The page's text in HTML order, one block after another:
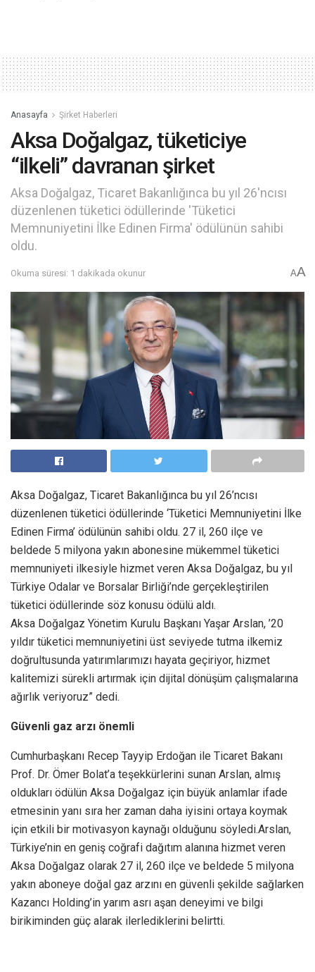
Anasayfa Şirket Haberleri
Aksa Doğalgaz, tüketiciye
“ilkeli” davranan şirket
Aksa Doğalgaz, Ticaret Bakanlığınca bu yıl 26'ncısı
düzenlenen tüketici ödüllerinde 'Tüketici
Memnuniyetini İlke Edinen Firma' ödülünün sahibi
oldu.
Okuma süresi: 1 dakikada okunur AA
Aksa Doğalgaz, Ticaret Bakanlığınca bu yıl 26’ncısı
düzenlenen tüketici ödüllerinde ‘Tüketici Memnuniyetini İlke
Edinen Firma’ ödülünün sahibi oldu. 27 il, 260 ilçe ve
beldede 5 milyona yakın abonesine mükemmel tüketici
memnuniyeti ilkesiyle hizmet veren Aksa Doğalgaz, bu yıl
Türkiye Odalar ve Borsalar Birliği’nde gerçekleştirilen
tüketici ödüllerinde söz konusu ödülü aldı.
Aksa Doğalgaz Yönetim Kurulu Başkanı Yaşar Arslan, ’20
yıldır tüketici memnuniyetini üst seviyede tutma ilkemiz
doğrultusunda yatırımlarımızı hayata geçiriyor, hizmet
kalitemizi sürekli artırmak için dijital dönüşüm çalışmalarına
ağırlık veriyoruz” dedi.
Güvenli gaz arzı önemli
Cumhurbaşkanı Recep Tayyip Erdoğan ile Ticaret Bakanı
Prof. Dr. Ömer Bolat’a teşekkürlerini sunan Arslan, almış
oldukları ödülün Aksa Doğalgaz için büyük anlamlar ifade
etmesinin yanı sıra her zaman daha iyisini ortaya koymak
için etkili bir motivasyon kaynağı olduğunu söyledi.Arslan,
Türkiye’nin en geniş coğrafi dağıtım alanına hizmet veren
Aksa Doğalgaz olarak 27 il, 260 ilçe ve beldede 5 milyona
yakın aboneye doğal gaz arzını en güvenli şekilde sağlarken
Kazancı Holding’in yarım asrı aşan deneyimi ve bilgi
birikiminden güç alarak ilerlediklerini belirtti.